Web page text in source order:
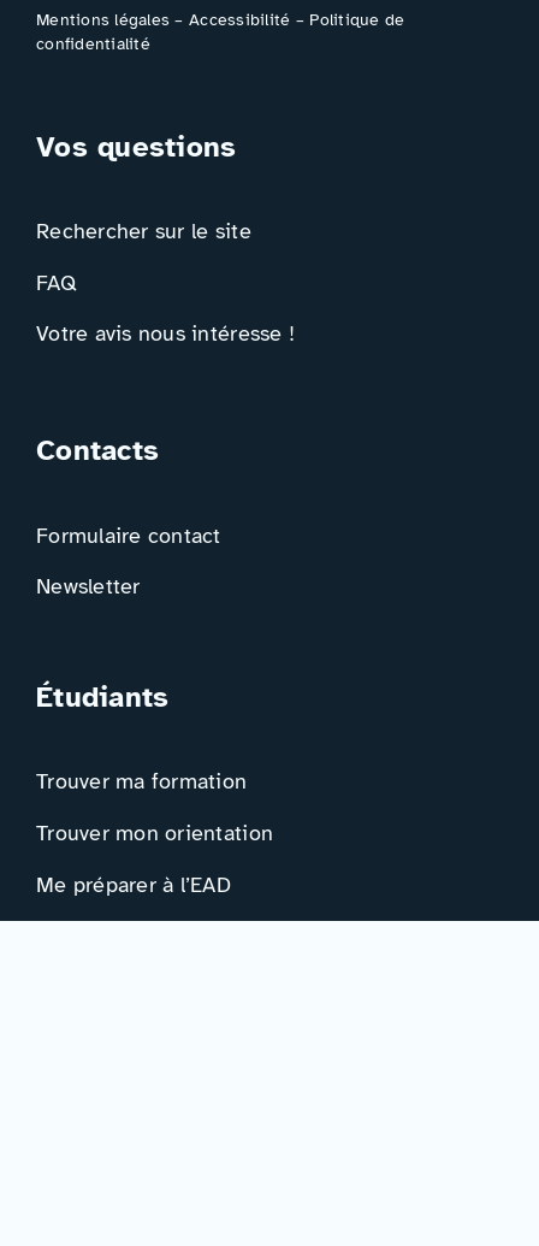
Mentions légales –Accessibilité – Politique de
confidentialité
Vos questions
Rechercher sur le site
FAQ
Votre avis nous intéresse !
Contacts
Formulaire contact
Newsletter
Étudiants
Trouver ma formation
Trouver mon orientation
Me préparer à l’EAD